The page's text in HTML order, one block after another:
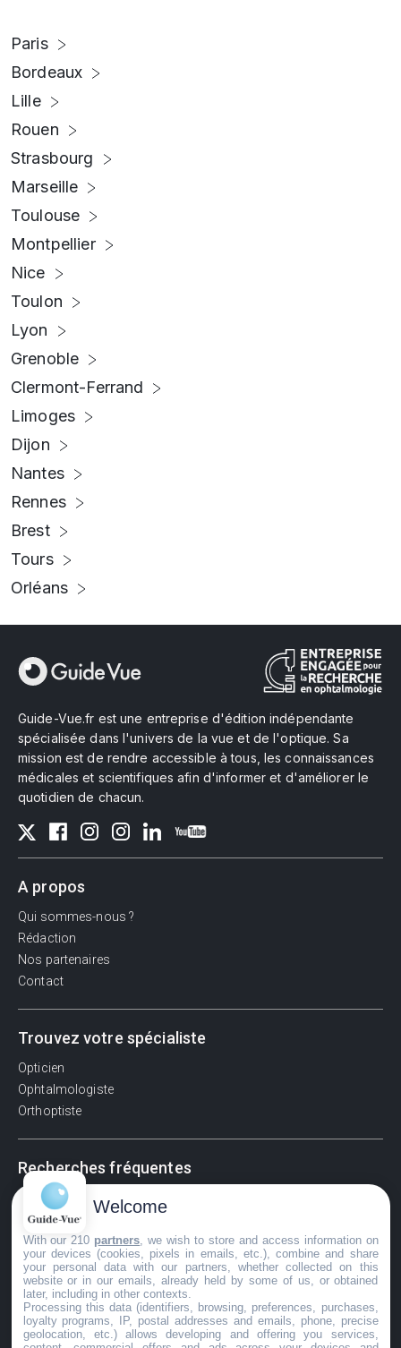
Paris
Bordeaux
Lille
Rouen
Strasbourg
Marseille
Toulouse
Montpellier
Nice
Toulon
Lyon
Grenoble
Clermont-Ferrand
Limoges
Dijon
Nantes
Rennes
Brest
Tours
Orléans
Guide-Vue.fr est une entreprise d'édition indépendante
spécialisée dans l'univers de la vue et de l'optique. Sa
mission est de rendre accessible à tous, les connaissances
médicales et scientifiques afin d'informer et d'améliorer le
quotidien de chacun.
A propos
Qui sommes-nous ?
Rédaction
Nos partenaires
Contact
Trouvez votre spécialiste
Opticien
Ophtalmologiste
Orthoptiste
Recherches fréquentes
Pathologies adultes
Signes d'une urgence ophtalmologique
La vision
Acuité visuelle
Myosis / mydriase
Œdème oculaire
Welcome
With our 210 partners , we wish to store and access information on
your devices (cookies, pixels in emails, etc.), combine and share
your personal data with our partners, whether collected on this
website or in our emails, already held by some of us, or obtained
later, including in other contexts.
Processing this data (identifiers, browsing, preferences, purchases,
loyalty programs, IP, postal addresses and emails, phone, precise
geolocation, etc.) allows developing and offering you services,